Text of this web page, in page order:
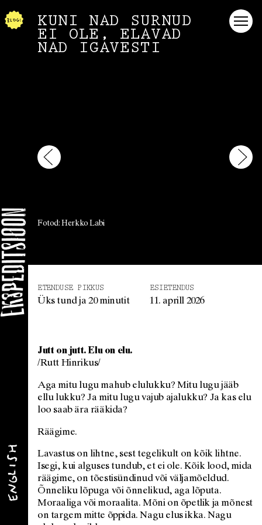
KUNI NAD SURNUD
EI OLE, ELAVAD
NAD IGAVESTI
Fotod: Herkko Labi
ETENDUSE PIKKUS
Üks tund ja 20 minutit
ESIETENDUS
11. aprill 2026
Jutt on jutt. Elu on elu.
/Rutt Hinrikus/
Aga mitu lugu mahub elulukku? Mitu lugu jääb
ellu lukku? Ja mitu lugu vajub ajalukku? Ja kas elu
loo saab ära rääkida?
Räägime.
Lavastus on lihtne, sest tegelikult on kõik lihtne.
Isegi, kui alguses tundub, et ei ole. Kõik lood, mida
räägime, on tõestisündinud või väljamõeldud.
Õnneliku lõpuga või õnnelikud, aga lõputa.
Moraaliga või moraalita. Mõni on õpetlik ja mõnest
on targem mitte õppida. Nagu elus ikka. Nagu